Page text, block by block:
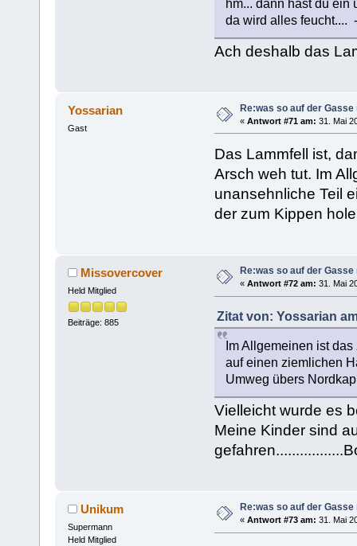
hm... dann hast du ein
da wird alles feucht....
Ach deshalb das
Yossarian
Gast
Re:was so auf der
« Antwort #71 am: 31. Mai
Das Lammfell ist,
Arsch weh tut. Im
unansehnliche Teil
der zum Kippen
Missovercover
Held Mitglied
Beiträge: 885
Re:was so auf der
« Antwort #72 am: 31. Mai
Zitat von: Yossarian
Im Allgemeinen ist
auf einen ziemlichen
Umweg übers
Vielleicht wurde es
Meine Kinder sind
Unikum
Supermann
Held Mitglied
Re:was so auf der
« Antwort #73 am: 31. Mai